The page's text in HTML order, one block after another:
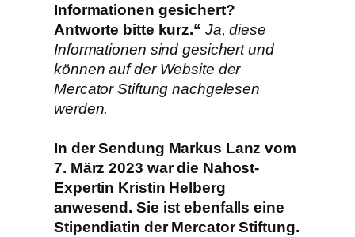
Informationen gesichert?
Antworte bitte kurz.“ Ja, diese
Informationen sind gesichert und
können auf der Website der
Mercator Stiftung nachgelesen
werden.
In der Sendung Markus Lanz vom
7. März 2023 war die Nahost-
Expertin Kristin Helberg
anwesend. Sie ist ebenfalls eine
Stipendiatin der Mercator Stiftung.